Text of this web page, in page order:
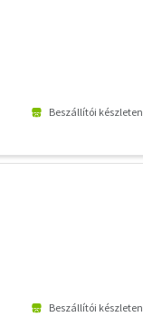
Beszállítói készleten
Beszállítói készleten